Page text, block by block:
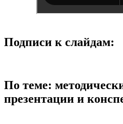
Подписи к слайдам:
По теме:
презентации и